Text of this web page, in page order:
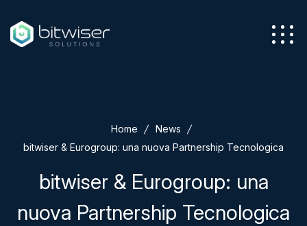
Home
News
bitwiser & Eurogroup: una nuova Partnership Tecnologica
bitwiser & Eurogroup: una
nuova Partnership Tecnologica